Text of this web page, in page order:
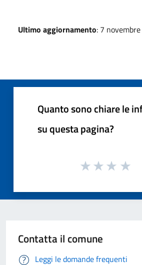
Ultimo aggiornamento: 7
Quanto sono chiare le
su questa pagina?
Contatta il comune
Leggi le domande frequenti